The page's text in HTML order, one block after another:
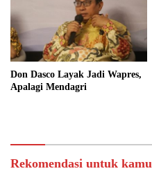
Don Dasco Layak Jadi Wapres,
Apalagi Mendagri
Rekomendasi untuk kamu